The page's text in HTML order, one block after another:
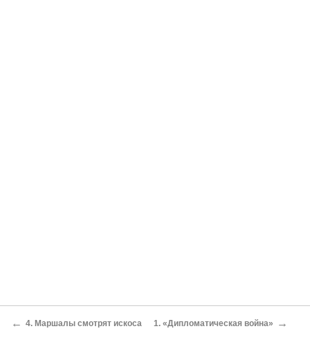
← 4. Маршалы смотрят искоса 1. «Дипломатическая война» →